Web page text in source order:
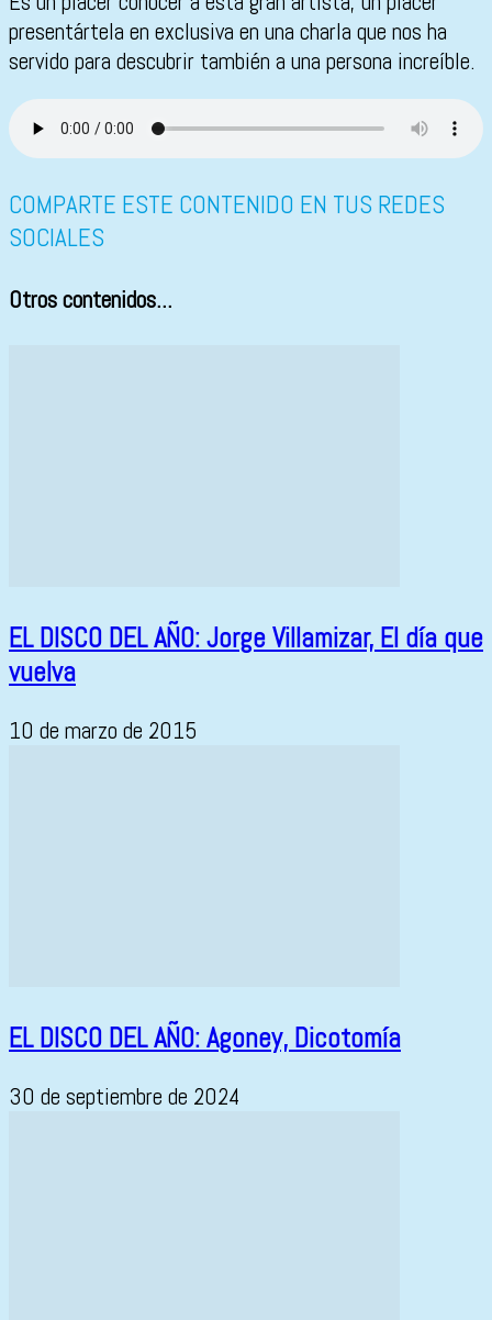
presentártela en exclusiva en una charla que nos ha
servido para descubrir también a una persona increíble.
COMPARTE ESTE CONTENIDO EN TUS REDES
SOCIALES
Otros contenidos...
EL DISCO DEL AÑO: Jorge Villamizar, El día que
vuelva
10 de marzo de 2015
EL DISCO DEL AÑO: Agoney, Dicotomía
30 de septiembre de 2024